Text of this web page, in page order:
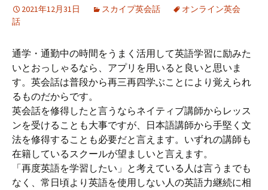
2021年12月31日 スカイプ英会話
オンライン英会
話
通学・通勤中の時間をうまく活用して英語学習に励みた
いとおっしゃるなら、アプリを用いると良いと思いま
す。英会話は普段から再三再四学ぶことにより覚えられ
るものだからです。
英会話を修得したと言うならネイティブ講師からレッス
ンを受けることも大事ですが、日本語講師から手堅く文
法を修得することも必要だと言えます。いずれの講師も
在籍しているスクールが望ましいと言えます。
「再度英語を学習したい」と考えている人は言うまでも
なく、常日頃より英語を使用しない人の英語力継続に相